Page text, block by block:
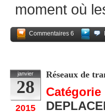
moment où
Commentaires 6
janvier
28
2015
Réseaux de
Catégorie